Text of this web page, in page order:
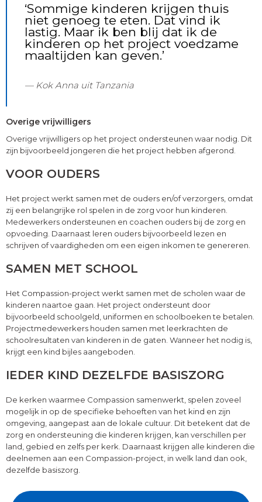
‘Sommige kinderen krijgen thuis
niet genoeg te eten. Dat vind ik
lastig. Maar ik ben blij dat ik de
kinderen op het project voedzame
maaltijden kan geven.’
Kok Anna uit Tanzania
Overige vrijwilligers
Overige vrijwilligers op het project ondersteunen waar nodig. Dit
zijn bijvoorbeeld jongeren die het project hebben afgerond.
VOOR OUDERS
Het project werkt samen met de ouders en/of verzorgers, omdat
zij een belangrijke rol spelen in de zorg voor hun kinderen.
Medewerkers ondersteunen en coachen ouders bij de zorg en
opvoeding. Daarnaast leren ouders bijvoorbeeld lezen en
schrijven of vaardigheden om een eigen inkomen te genereren.
SAMEN MET SCHOOL
Het Compassion-project werkt samen met de scholen waar de
kinderen naartoe gaan. Het project ondersteunt door
bijvoorbeeld schoolgeld, uniformen en schoolboeken te betalen.
Projectmedewerkers houden samen met leerkrachten de
schoolresultaten van kinderen in de gaten. Wanneer het nodig is,
krijgt een kind bijles aangeboden.
IEDER KIND DEZELFDE BASISZORG
De kerken waarmee Compassion samenwerkt, spelen zoveel
mogelijk in op de specifieke behoeften van het kind en zijn
omgeving, aangepast aan de lokale cultuur. Dit betekent dat de
zorg en ondersteuning die kinderen krijgen, kan verschillen per
land, gebied en zelfs per kerk. Daarnaast krijgen alle kinderen die
deelnemen aan een Compassion-project, in welk land dan ook,
dezelfde basiszorg.